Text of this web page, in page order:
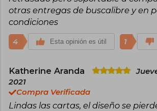
otras entregas de buscalibre y en
condiciones
4 Esta opinión es útil 1
Katherine Aranda
2021
Compra Verificada
Lindas las cartas, el diseño se